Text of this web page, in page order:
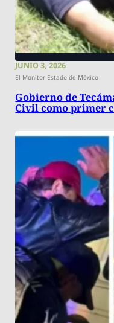
JUNIO 3, 2026
El Monitor Estado de México
​Gobierno de
Civil como primer